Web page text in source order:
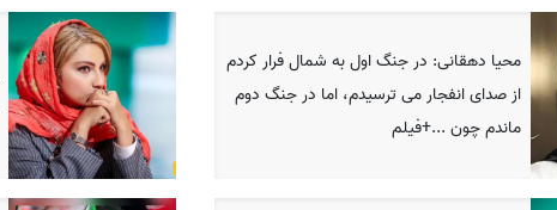
محیا دهقانی: در جنگ اول به شمال فرار کردم
از صدای انفجار می ترسیدم، اما در جنگ دوم
ماندم چون ...+فیلم